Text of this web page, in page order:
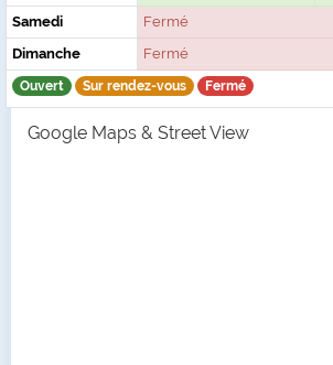
Samedi
Fermé
Dimanche
Fermé
Ouvert Sur rendez-vous Fermé
Google Maps & Street View